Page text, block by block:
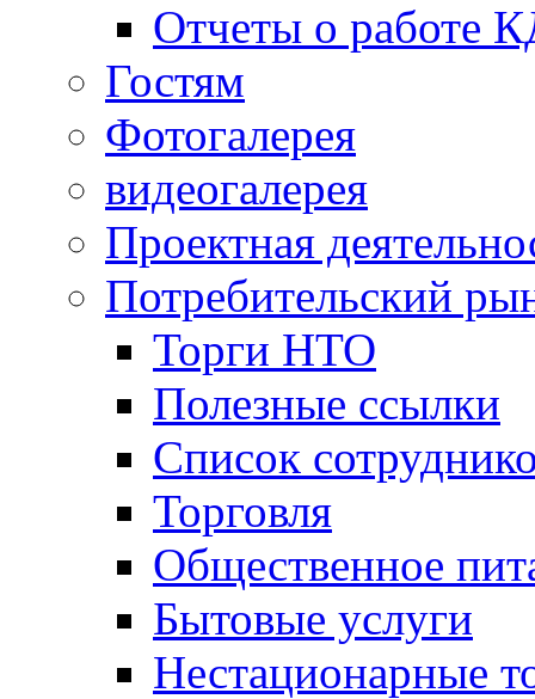
Отчеты о работе
Гостям
Фотогалерея
видеогалерея
Проектная
Потребительский
Торги НТО
Полезные ссылки
Список
Торговля
Общественное
Бытовые услуги
Нестационарные